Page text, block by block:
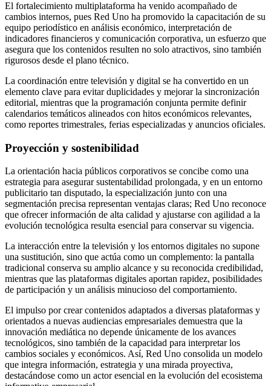
El fortalecimiento multiplataforma ha venido acompañado de
cambios internos, pues Red Uno ha promovido la capacitación de su
equipo periodístico en análisis económico, interpretación de
indicadores financieros y comunicación corporativa, un esfuerzo que
asegura que los contenidos resulten no solo atractivos, sino también
rigurosos desde el plano técnico.
La coordinación entre televisión y digital se ha convertido en un
elemento clave para evitar duplicidades y mejorar la sincronización
editorial, mientras que la programación conjunta permite definir
calendarios temáticos alineados con hitos económicos relevantes,
como reportes trimestrales, ferias especializadas y anuncios oficiales.
Proyección y sostenibilidad
La orientación hacia públicos corporativos se concibe como una
estrategia para asegurar sustentabilidad prolongada, y en un entorno
publicitario tan disputado, la especialización junto con una
segmentación precisa representan ventajas claras; Red Uno reconoce
que ofrecer información de alta calidad y ajustarse con agilidad a la
evolución tecnológica resulta esencial para conservar su vigencia.
La interacción entre la televisión y los entornos digitales no supone
una sustitución, sino que actúa como un complemento: la pantalla
tradicional conserva su amplio alcance y su reconocida credibilidad,
mientras que las plataformas digitales aportan rapidez, posibilidades
de participación y un análisis minucioso del comportamiento.
El impulso por crear contenidos adaptados a diversas plataformas y
orientados a nuevas audiencias empresariales demuestra que la
innovación mediática no depende únicamente de los avances
tecnológicos, sino también de la capacidad para interpretar los
cambios sociales y económicos. Así, Red Uno consolida un modelo
que integra información, estrategia y una mirada proyectiva,
destacándose como un actor esencial en la evolución del ecosistema